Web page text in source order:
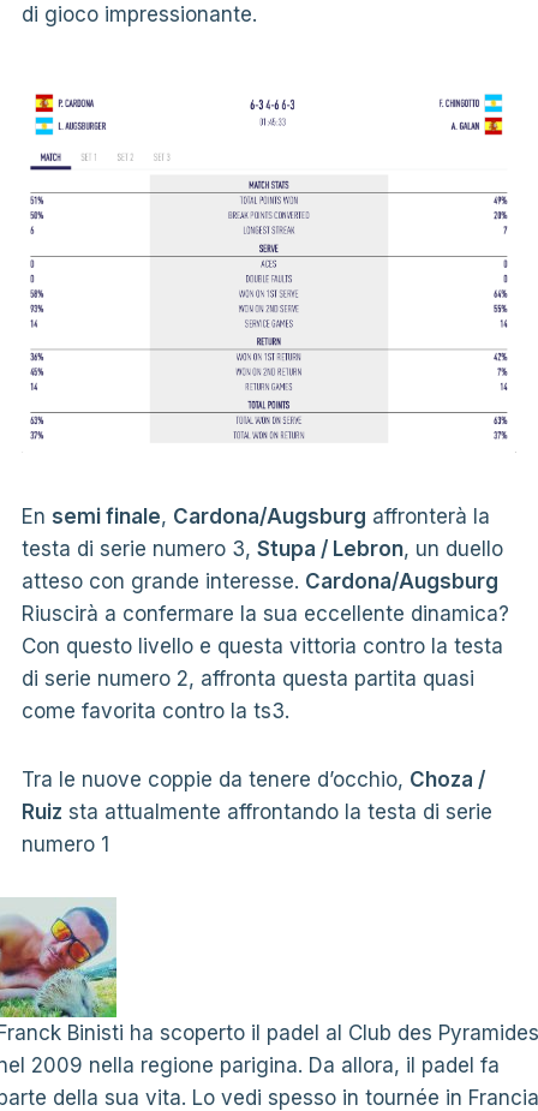
di gioco impressionante.
En semi finale, Cardona/Augsburg affronterà la
testa di serie numero 3, Stupa / Lebron, un duello
atteso con grande interesse. Cardona/Augsburg
Riuscirà a confermare la sua eccellente dinamica?
Con questo livello e questa vittoria contro la testa
di serie numero 2, affronta questa partita quasi
come favorita contro la ts3.
Tra le nuove coppie da tenere d’occhio, Choza /
Ruiz sta attualmente affrontando la testa di serie
numero 1
Binisti ha scoperto il padel al Club des Pyramides
2009 nella regione parigina. Da allora, il padel fa
della sua vita. Lo vedi spesso in tournée in Francia